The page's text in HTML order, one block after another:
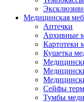
Медицинская
Аптечки
Архивные
Картотеки
Кушетка
Сейфы
Тумбы